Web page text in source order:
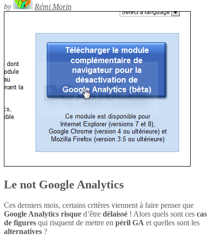
by Rémi Morin
Le not Google Analytics
Ces derniers mois, certains critères viennent à faire penser que
Google Analytics risque d’être délaissé ! Alors quels sont ces cas
de figures qui risquent de mettre en péril GA et quelles sont les
alternatives ?